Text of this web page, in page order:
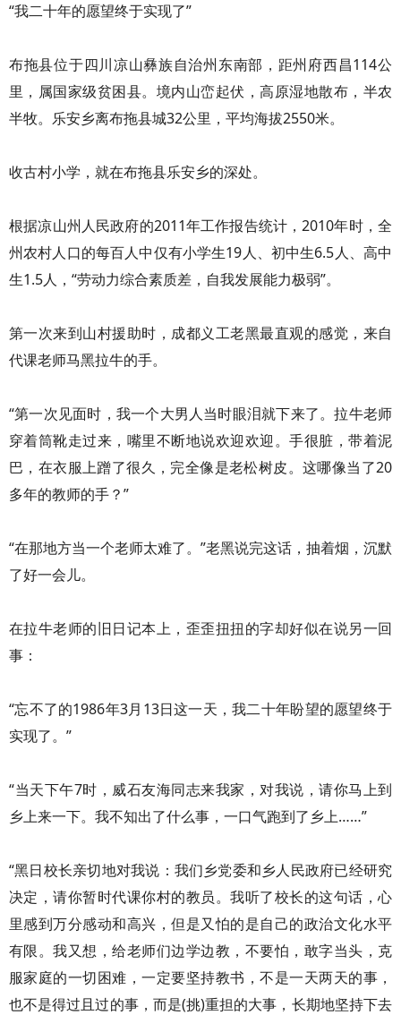
“我二十年的愿望终于实现了”
布拖县位于四川凉山彝族自治州东南部，距州府西昌114公
里，属国家级贫困县。境内山峦起伏，高原湿地散布，半农
半牧。乐安乡离布拖县城32公里，平均海拔2550米。
收古村小学，就在布拖县乐安乡的深处。
根据凉山州人民政府的2011年工作报告统计，2010年时，全
州农村人口的每百人中仅有小学生19人、初中生6.5人、高中
生1.5人，“劳动力综合素质差，自我发展能力极弱”。
第一次来到山村援助时，成都义工老黑最直观的感觉，来自
代课老师马黑拉牛的手。
“第一次见面时，我一个大男人当时眼泪就下来了。拉牛老师
穿着筒靴走过来，嘴里不断地说欢迎欢迎。手很脏，带着泥
巴，在衣服上蹭了很久，完全像是老松树皮。这哪像当了20
多年的教师的手？”
“在那地方当一个老师太难了。”老黑说完这话，抽着烟，沉默
了好一会儿。
在拉牛老师的旧日记本上，歪歪扭扭的字却好似在说另一回
事：
“忘不了的1986年3月13日这一天，我二十年盼望的愿望终于
实现了。”
“当天下午7时，威石友海同志来我家，对我说，请你马上到
乡上来一下。我不知出了什么事，一口气跑到了乡上……”
“黑日校长亲切地对我说：我们乡党委和乡人民政府已经研究
决定，请你暂时代课你村的教员。我听了校长的这句话，心
里感到万分感动和高兴，但是又怕的是自己的政治文化水平
有限。我又想，给老师们边学边教，不要怕，敢字当头，克
服家庭的一切困难，一定要坚持教书，不是一天两天的事，
也不是得过且过的事，而是(挑)重担的大事，长期地坚持下去